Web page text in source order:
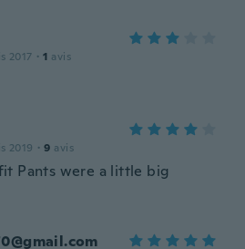
2017 · 1 avis
2019 · 9 avis
Pants were a little big